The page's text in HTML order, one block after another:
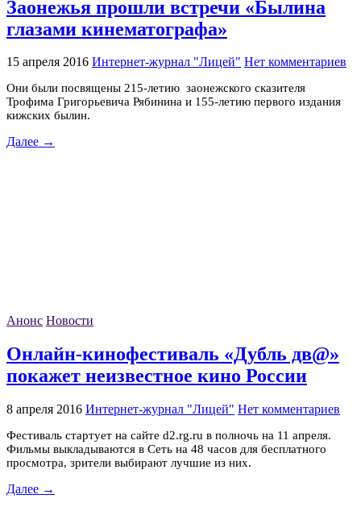
Заонежья прошли встречи «Былина
глазами кинематографа»
15 апреля 2016 Интернет-журнал "Лицей" Нет комментариев
Они были посвящены 215-летию заонежского сказителя
Трофима Григорьевича Рябинина и 155-летию первого издания
кижских былин.
Далее →
Анонс Новости
Онлайн-кинофестиваль «Дубль дв@»
покажет неизвестное кино России
8 апреля 2016 Интернет-журнал "Лицей" Нет комментариев
Фестиваль стартует на сайте d2.rg.ru в полночь на 11 апреля.
Фильмы выкладываются в Сеть на 48 часов для бесплатного
просмотра, зрители выбирают лучшие из них.
Далее →